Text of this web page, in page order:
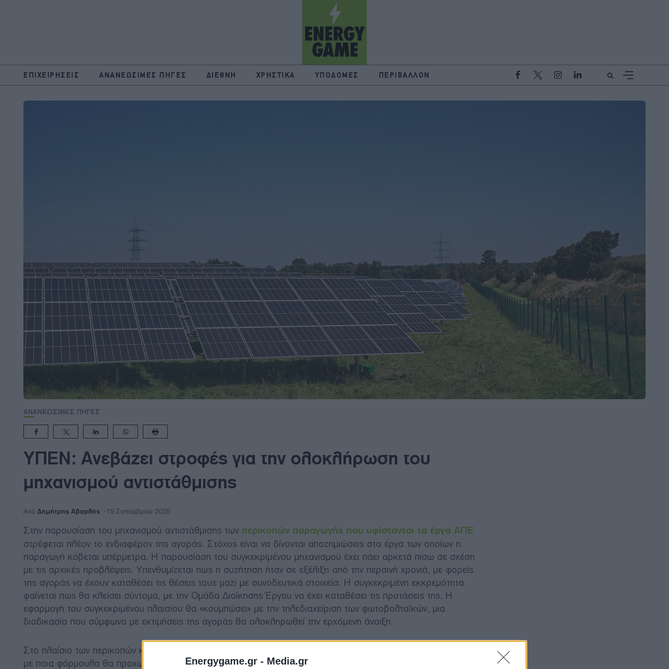
Energygame.gr - Media.gr
ΕΠΙΧΕΙΡΗΣΕΙΣ ΑΝΑΝΕΩΣΙΜΕΣ ΠΗΓΕΣ ΔΙΕΘΝΗ ΧΡΗΣΤΙΚΑ ΥΠΟΔΟΜΕΣ ΠΕΡΙΒΑΛΛΟΝ
ΑΝΑΝΕΩΣΙΜΕΣ ΠΗΓΕΣ
ΥΠΕΝ: Ανεβάζει στροφές για την ολοκλήρωση του
μηχανισμού αντιστάθμισης
Από Δημήτρης Αβαρλής 19 Σεπτεμβρίου 2025
Στην παρουσίαση του μηχανισμού αντιστάθμισης των περικοπών παραγωγής που υφίστανται τα έργα ΑΠΕ
στρέφεται πλέον το ενδιαφέρον της αγοράς. Στόχος είναι να δίνονται αποζημιώσεις στα έργα των οποίων η
παραγωγή κόβεται υπέρμετρα. Η παρουσίαση του συγκεκριμένου μηχανισμού έχει πάει αρκετά πίσω σε σχέση
με τις αρχικές προβλέψεις. Υπενθυμίζεται πως η συζήτηση ήταν σε εξέλιξη από την περσινή χρονιά, με φορείς
της αγοράς να έχουν καταθέσει τις θέσεις τους μαζί με συνοδευτικά στοιχεία. Η συγκεκριμένη εκκρεμότητα
φαίνεται πως θα κλείσει σύντομα, με την Ομάδα Διοίκησης Έργου να έχει καταθέσει τις προτάσεις της. Η
εφαρμογή του συγκεκριμένου πλαισίου θα «κουμπώσει» με την τηλεδιαχείριση των φωτοβολταϊκών, μια
διαδικασία που σύμφωνα με εκτιμήσεις της αγοράς θα ολοκληρωθεί την ερχόμενη άνοιξη.
Στο πλαίσιο των περικοπών και της συζήτησης που έχει ανοίξει μεταξύ φορέων της αγοράς, παραμένει ερώτημα
με ποια φόρμουλα θα προχωρήσει η χορήγηση νέων προσφορών σύνδεσης. Σημειώνεται πως από τα «χείλη»